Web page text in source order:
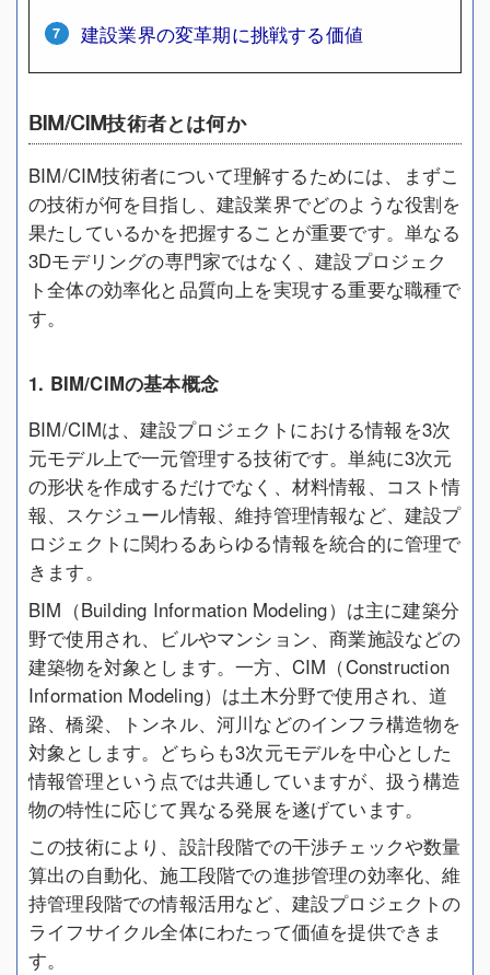
建設業界の変革期に挑戦する価値
BIM/CIM技術者とは何か
BIM/CIM技術者について理解するためには、まずこ
の技術が何を目指し、建設業界でどのような役割を
果たしているかを把握することが重要です。単なる
3Dモデリングの専門家ではなく、建設プロジェク
ト全体の効率化と品質向上を実現する重要な職種で
す。
1. BIM/CIMの基本概念
BIM/CIMは、建設プロジェクトにおける情報を3次
元モデル上で一元管理する技術です。単純に3次元
の形状を作成するだけでなく、材料情報、コスト情
報、スケジュール情報、維持管理情報など、建設プ
ロジェクトに関わるあらゆる情報を統合的に管理で
きます。
BIM（Building Information Modeling）は主に建築分
野で使用され、ビルやマンション、商業施設などの
建築物を対象とします。一方、CIM（Construction
Information Modeling）は土木分野で使用され、道
路、橋梁、トンネル、河川などのインフラ構造物を
対象とします。どちらも3次元モデルを中心とした
情報管理という点では共通していますが、扱う構造
物の特性に応じて異なる発展を遂げています。
この技術により、設計段階での干渉チェックや数量
算出の自動化、施工段階での進捗管理の効率化、維
持管理段階での情報活用など、建設プロジェクトの
ライフサイクル全体にわたって価値を提供できま
す。